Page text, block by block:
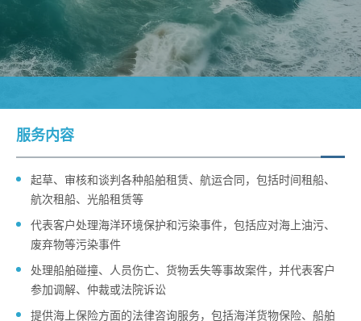
服务内容
起草、审核和谈判各种船舶租赁、航运合同，包括时间租船、
航次租船、光船租赁等
代表客户处理海洋环境保护和污染事件，包括应对海上油污、
废弃物等污染事件
处理船舶碰撞、人员伤亡、货物丢失等事故案件，并代表客户
参加调解、仲裁或法院诉讼
提供海上保险方面的法律咨询服务，包括海洋货物保险、船舶